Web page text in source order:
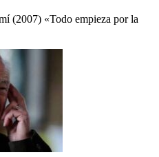
(2007) «Todo empieza por la